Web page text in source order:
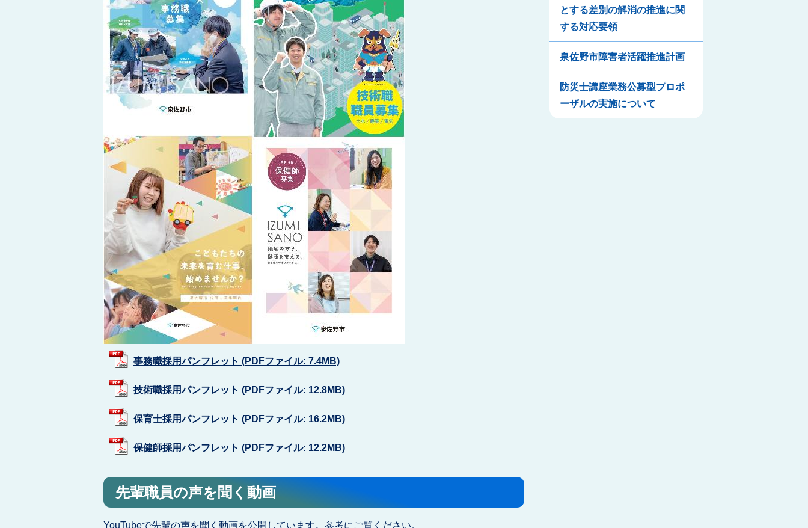
事務職採用パンフレット (PDFファイル: 7.4MB)
技術職採用パンフレット (PDFファイル: 12.8MB)
保育士採用パンフレット (PDFファイル: 16.2MB)
保健師採用パンフレット (PDFファイル: 12.2MB)
先輩職員の声を聞く動画
YouTubeで先輩の声を聞く動画を公開しています。参考にご覧ください。
とする差別の解消の推進に関
する対応要領
泉佐野市障害者活躍推進計画
防災士講座業務公募型プロポ
ーザルの実施について